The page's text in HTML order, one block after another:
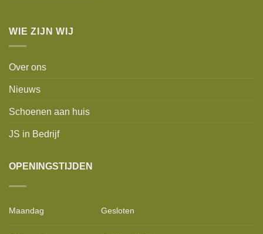
WIE ZIJN WIJ
Over ons
Nieuws
Schoenen aan huis
JS in Bedrijf
OPENINGSTIJDEN
Maandag Gesloten